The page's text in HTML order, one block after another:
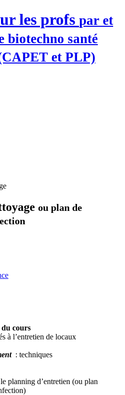
les profs par et
biotechno santé
et PLP)
ou plan de
du cours
à l’entretien de locaux
: techniques
planning d’entretien (ou plan